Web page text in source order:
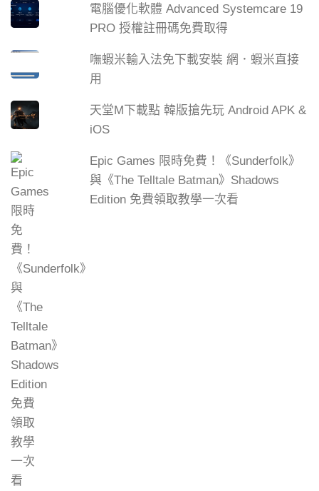
電腦優化軟體 Advanced Systemcare 19
PRO 授權註冊碼免費取得
嘸蝦米輸入法免下載安裝 網．蝦米直接
用
天堂M下載點 韓版搶先玩 Android APK &
iOS
Epic Games 限時免費！《Sunderfolk》
與《The Telltale Batman》Shadows
Edition 免費領取教學一次看